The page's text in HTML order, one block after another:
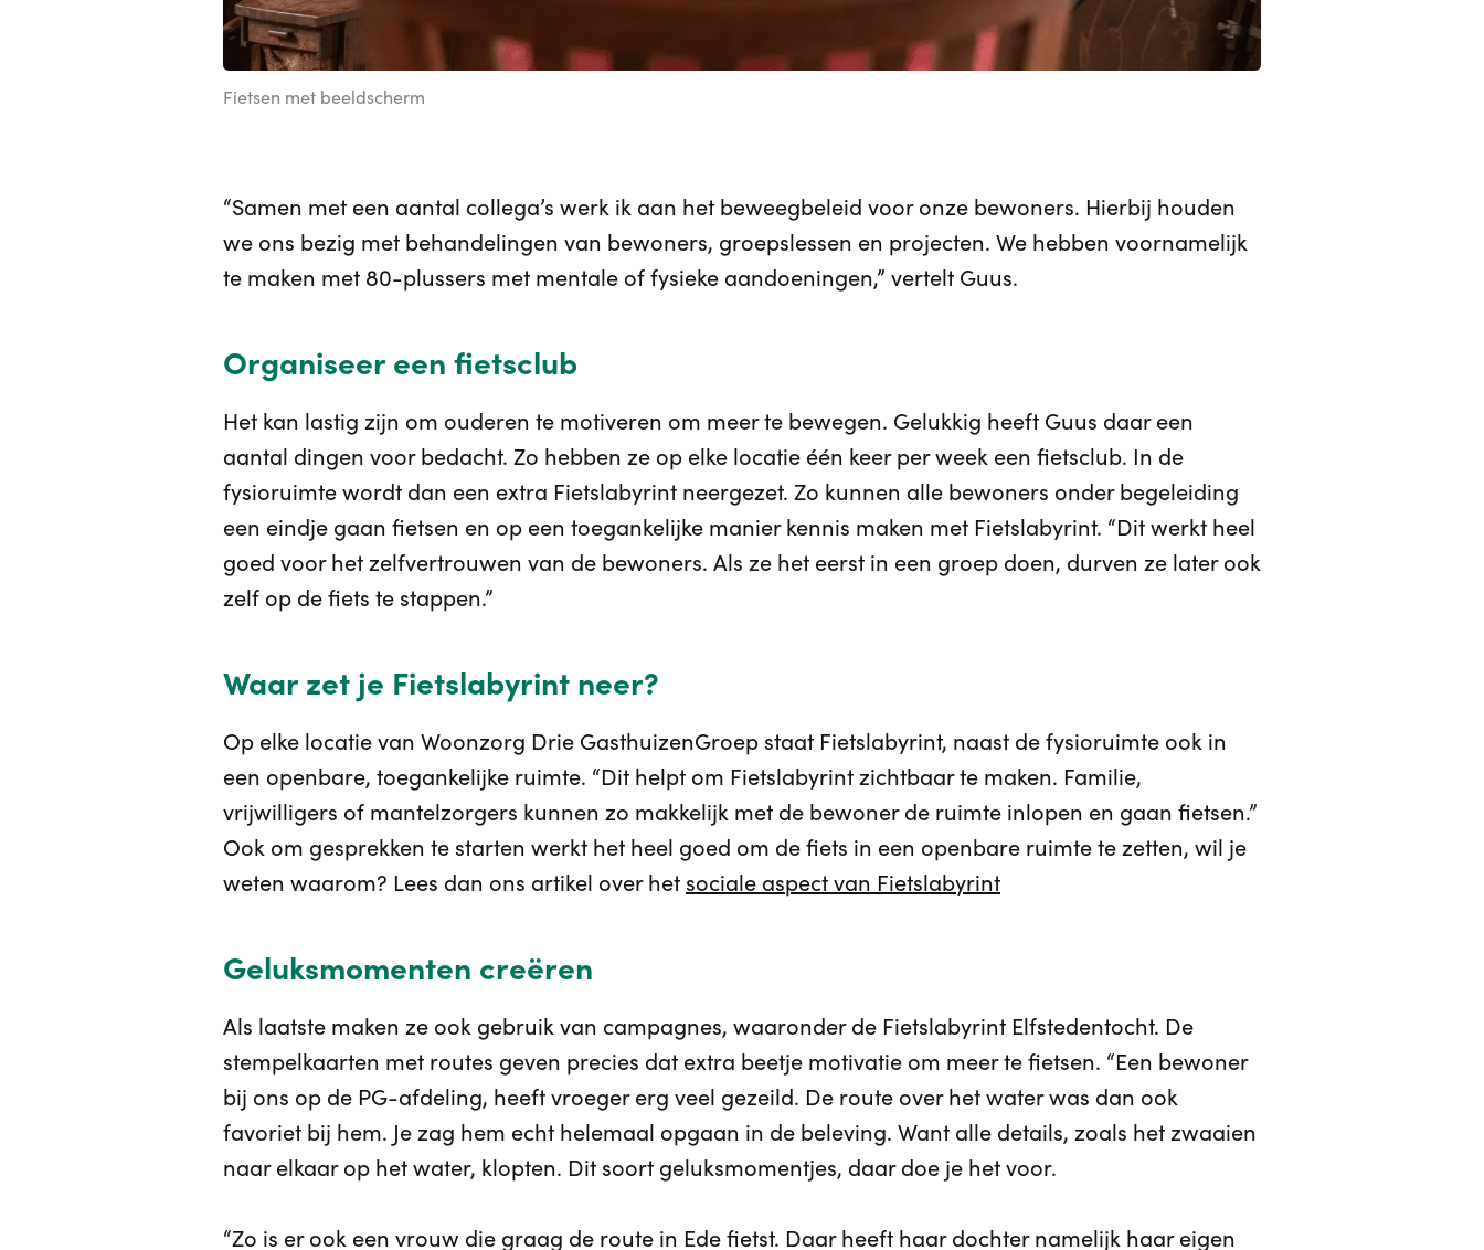
Fietsen met beeldscherm
“Samen met een aantal collega’s werk ik aan het beweegbeleid voor onze bewoners. Hierbij houden
we ons bezig met behandelingen van bewoners, groepslessen en projecten. We hebben voornamelijk
te maken met 80-plussers met mentale of fysieke aandoeningen,” vertelt Guus.
Organiseer een fietsclub
Het kan lastig zijn om ouderen te motiveren om meer te bewegen. Gelukkig heeft Guus daar een
aantal dingen voor bedacht. Zo hebben ze op elke locatie één keer per week een fietsclub. In de
fysioruimte wordt dan een extra Fietslabyrint neergezet. Zo kunnen alle bewoners onder begeleiding
een eindje gaan fietsen en op een toegankelijke manier kennis maken met Fietslabyrint. “Dit werkt heel
goed voor het zelfvertrouwen van de bewoners. Als ze het eerst in een groep doen, durven ze later ook
zelf op de fiets te stappen.”
Waar zet je Fietslabyrint neer?
Op elke locatie van Woonzorg Drie GasthuizenGroep staat Fietslabyrint, naast de fysioruimte ook in
een openbare, toegankelijke ruimte. “Dit helpt om Fietslabyrint zichtbaar te maken. Familie,
vrijwilligers of mantelzorgers kunnen zo makkelijk met de bewoner de ruimte inlopen en gaan fietsen.”
Ook om gesprekken te starten werkt het heel goed om de fiets in een openbare ruimte te zetten, wil je
weten waarom? Lees dan ons artikel over hetsociale aspect van Fietslabyrint
Geluksmomenten creëren
Als laatste maken ze ook gebruik van campagnes, waaronder de Fietslabyrint Elfstedentocht. De
stempelkaarten met routes geven precies dat extra beetje motivatie om meer te fietsen. “Een bewoner
bij ons op de PG-afdeling, heeft vroeger erg veel gezeild. De route over het water was dan ook
favoriet bij hem. Je zag hem echt helemaal opgaan in de beleving. Want alle details, zoals het zwaaien
naar elkaar op het water, klopten. Dit soort geluksmomentjes, daar doe je het voor.
“Zo is er ook een vrouw die graag de route in Ede fietst. Daar heeft haar dochter namelijk haar eigen